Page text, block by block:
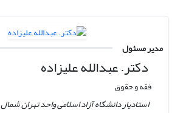
مدیر مسئول
دکتر. عبدالله علیزاده
فقه و حقوق
استادیار دانشگاه آزاد اسلامی واحد تهران شمال